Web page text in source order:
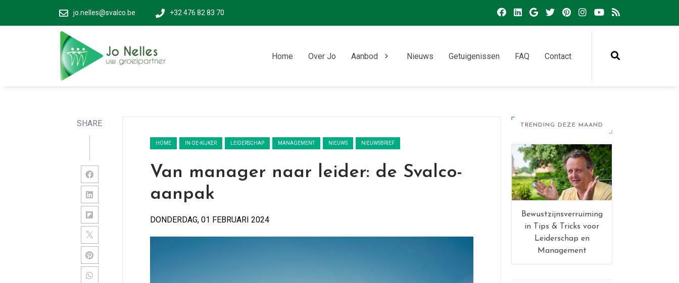
jo.nelles@svalco.be +32 476 82 83 70
Home Over Jo Aanbod Nieuws Getuigenissen FAQ Contact
SHARE
HOME IN-DE-KIJKER LEIDERSCHAP MANAGEMENT NIEUWS NIEUWSBRIEF
Van manager naar leider: de Svalco-
aanpak
DONDERDAG, 01 FEBRUARI 2024
TRENDING DEZE MAAND
Bewustzijnsverruiming
in Tips & Tricks voor
Leiderschap en
Management